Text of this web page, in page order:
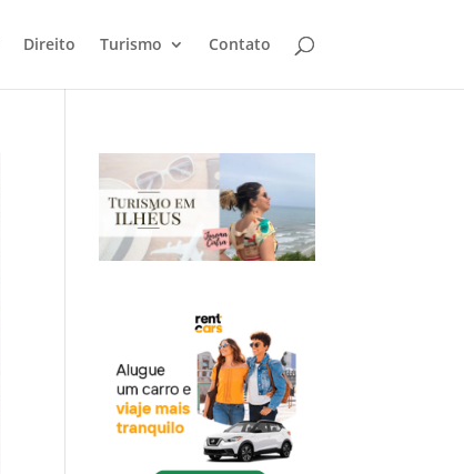
Direito Turismo Contato